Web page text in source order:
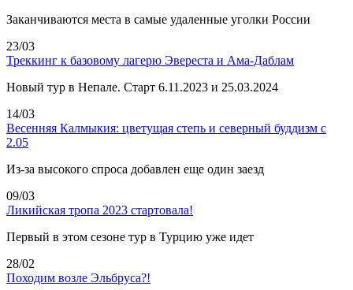
Заканчиваются места в самые удаленные уголки России
23/03
Треккинг к базовому лагерю Эвереста и Ама-Даблам
Новый тур в Непале. Старт 6.11.2023 и 25.03.2024
14/03
Весенняя Калмыкия: цветущая степь и северный буддизм с
2.05
Из-за высокого спроса добавлен еще один заезд
09/03
Ликийская тропа 2023 стартовала!
Первый в этом сезоне тур в Турцию уже идет
28/02
Походим возле Эльбруса?!